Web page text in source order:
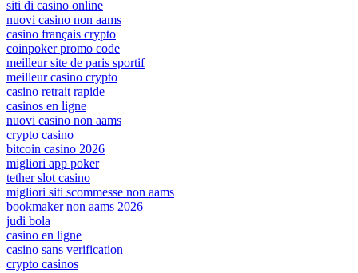
siti di casino online
nuovi casino non aams
casino français crypto
coinpoker promo code
meilleur site de paris sportif
meilleur casino crypto
casino retrait rapide
casinos en ligne
nuovi casino non aams
crypto casino
bitcoin casino 2026
migliori app poker
tether slot casino
migliori siti scommesse non aams
bookmaker non aams 2026
judi bola
casino en ligne
casino sans verification
crypto casinos